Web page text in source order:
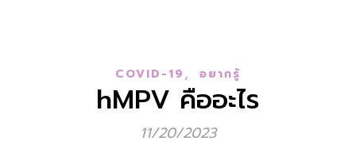
COVID-19, อยากรู้
hMPV คืออะไร
11/20/2023